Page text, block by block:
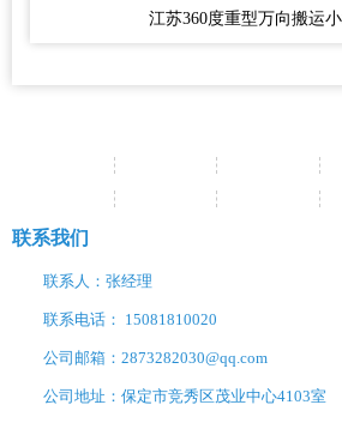
江苏360度重型万向搬运小
联系我们
联系人：张经理
联系电话： 15081810020
公司邮箱：2873282030@qq.com
公司地址：保定市竞秀区茂业中心4103室